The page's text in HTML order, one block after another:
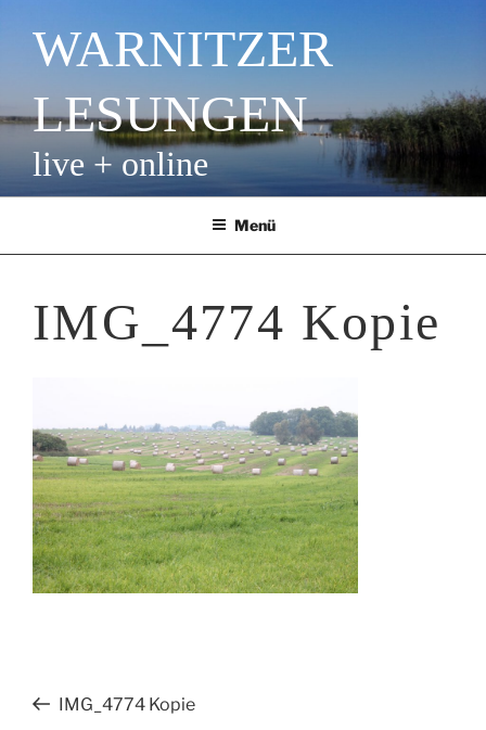
Inhalt
springenWARNITZER
LESUNGEN
live + online
Menü
IMG_4774 Kopie
Beitragsnavigation
Vorheriger
IMG_4774 Kopie